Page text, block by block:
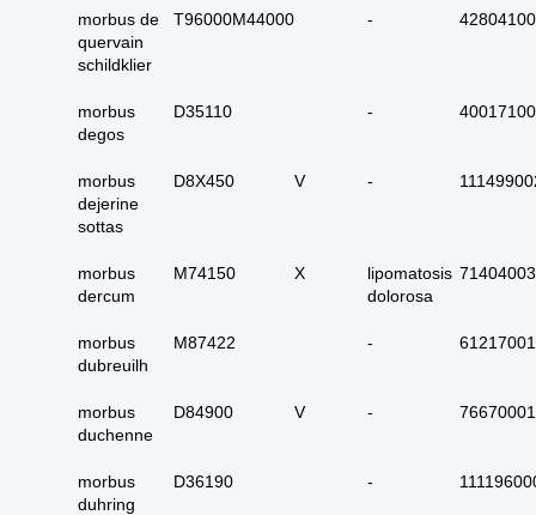
situ
13. alle tumoren
carcinomen
16. alle benigne
morbus de
quervain
schildklier
T96000M44000 -
morbus
degos
D35110 -
morbus
dejerine
sottas
D8X450 V -
morbus
dercum
M74150 X
lipomatosis
dolorosa
71404003
morbus
dubreuilh
M87422 - 61217001
morbus
duchenne
D84900 V - 76670001
morbus
duhring
D36190 -